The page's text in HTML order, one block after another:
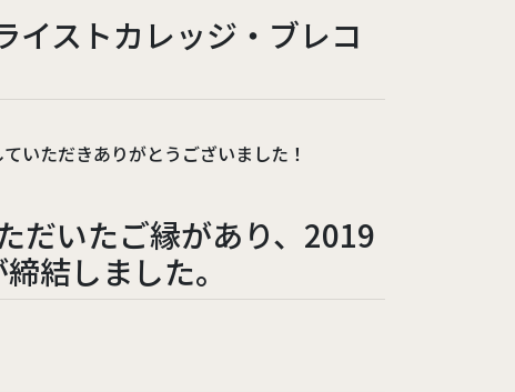
イストカレッジ・ブレコ
いただきありがとうございました！
だいたご縁があり、2019
結しました。